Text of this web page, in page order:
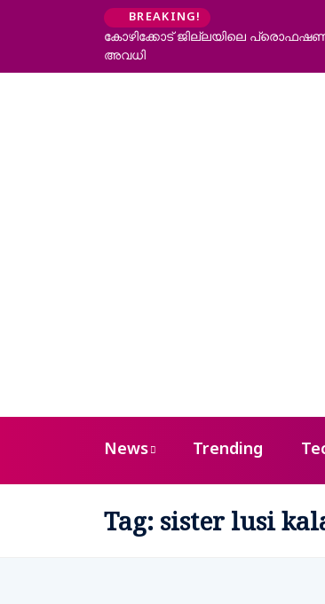
BREAKING!
കോഴിക്കോട് ജില്ലയിലെ
അവധി
News Trending
Tag: sister lusi